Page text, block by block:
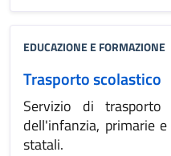
EDUCAZIONE E FORMAZIONE
Trasporto scolastico
Servizio di
dell'infanzia, primarie
statali.